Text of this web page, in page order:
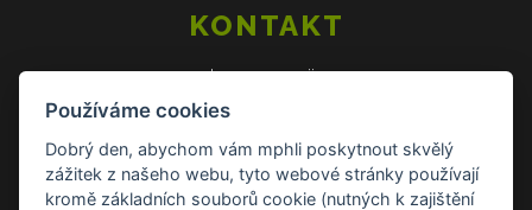
KONTAKT
web: www.verasije.cz
email: obchudek@verasije.cz
DOKUMENTY
Používáme cookies
Dobrý den, abychom vám mphli poskytnout skvělý
zážitek z našeho webu, tyto webové stránky používají
kromě základních souborů cookie (nutných k zajištění